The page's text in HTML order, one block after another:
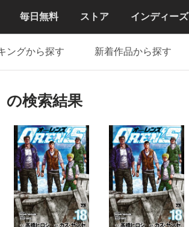
毎日無料 ストア インディーズ
ングから探す 新着作品から探す
の検索結果